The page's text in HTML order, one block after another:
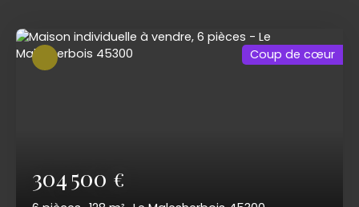
304 500 €
Coup de cœur